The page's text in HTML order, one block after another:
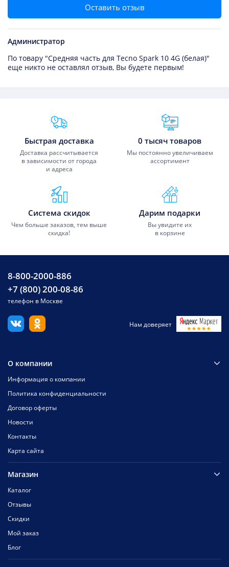
Оставить отзыв
Администратор
По товару "Средняя часть для Tecno Spark 10 4G (белая)"
еще никто не оставлял отзыв, Вы будете первым!
Преимущества Fixmobile
Быстрая доставка
Доставка рассчитывается
в зависимости от города
и адреса
0 тысяч товаров
Мы постоянно увеличиваем
ассортимент
Система скидок
Чем больше заказов, тем выше
скидка!
Дарим подарки
Вы увидите их
в корзине
8-800-2000-886
+7 (800) 200-08-86
телефон в Москве
Нам доверяет
О компании
Информация о компании
Политика конфиденциальности
Договор оферты
Новости
Контакты
Карта сайта
Магазин
Каталог
Отзывы
Скидки
Мой заказ
Блог